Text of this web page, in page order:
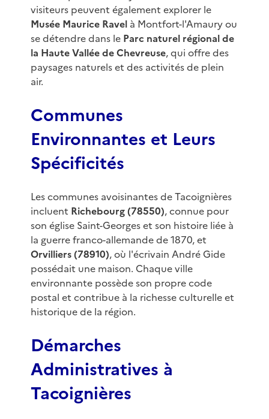
visiteurs peuvent également explorer le
Musée Maurice Ravelà Montfort-l'Amaury ou
se détendre dans le Parc naturel régional de
la Haute Vallée de Chevreuse, qui offre des
paysages naturels et des activités de plein
air.
Communes
Environnantes et Leurs
Spécificités
Les communes avoisinantes de Tacoignières
incluent Richebourg (78550), connue pour
son église Saint-Georges et son histoire liée à
la guerre franco-allemande de 1870, et
Orvilliers (78910), où l'écrivain André Gide
possédait une maison. Chaque ville
environnante possède son propre code
postal et contribue à la richesse culturelle et
historique de la région.
Démarches
Administratives à
Tacoignières